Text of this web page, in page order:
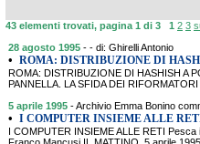
43 elementi trovati, pagina 1 di 3 1 2 3
28 agosto 1995 - - di: Ghirelli Antonio
• ROMA: DISTRIBUZIONE DI
ROMA: DISTRIBUZIONE DI HASHISH A
PANNELLA. LA SFIDA DEI
5 aprile 1995 - Archivio Emma Bonino
• I COMPUTER INSIEME ALLE
I COMPUTER INSIEME ALLE RETI